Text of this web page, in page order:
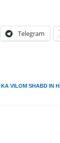
Telegram
KA VILOM SHABD IN